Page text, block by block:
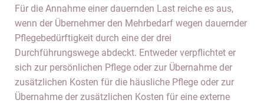
Für die Annahme einer dauernden Last reiche es aus,
wenn der Übernehmer den Mehrbedarf wegen dauernder
Pflegebedürftigkeit durch eine der drei
Durchführungswege abdeckt. Entweder verpflichtet er
sich zur persönlichen Pflege oder zur Übernahme der
zusätzlichen Kosten für die häusliche Pflege oder zur
Übernahme der zusätzlichen Kosten für eine externe